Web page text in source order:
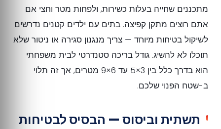
מתכננים שחייה בעלות כשירות, ולפחות מטר וחצי אם
אתם רוצים מתקן קפיצה. בתים עם ילדים קטנים נדרשים
לשיקול בטיחות מיוחד — צריך מנגנון סגירה או ניטור שלא
תוכלו לא להשיג. גודל בריכה סטנדרטי לבית משפחתי
הוא בדרך כלל בין 3×5 עד 6×9 מטרים, אך זה תלוי
ב-שטח הפנוי שלכם.
תשתית וביסוס — הבסיס לבטיחות